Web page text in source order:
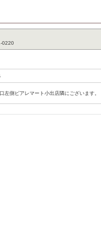
0220
側ピアレマート小出店隣にございます。